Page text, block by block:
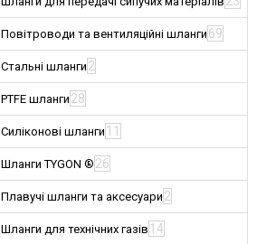
Повітроводи та вентиляційні шланги 69
Стальні шланги 2
PTFE шланги 28
Силіконові шланги 11
Шланги TYGON ® 26
Плавучі шланги та аксесуари 2
Шланги для технічних газів 14